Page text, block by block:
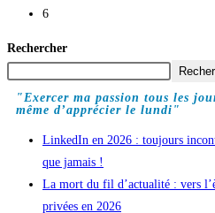
6
Rechercher
"Exercer ma passion tous les
même d’apprécier le lundi"
LinkedIn en 2026 : toujours
que jamais !
La mort du fil d’actualité : vers
privées en 2026